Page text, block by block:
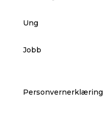
Ung
Jobb
Personvernerklæring